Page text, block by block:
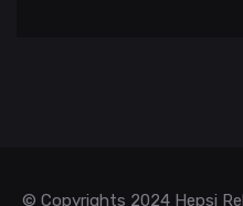
© Copyrights 2024 Hepsi